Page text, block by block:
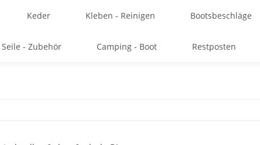
Keder Kleben - Reinigen Bootsbeschläge
Seile - Zubehör Camping - Boot Restposten